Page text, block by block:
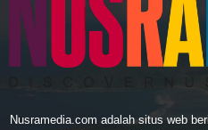
Nusramedia.com adalah situs web